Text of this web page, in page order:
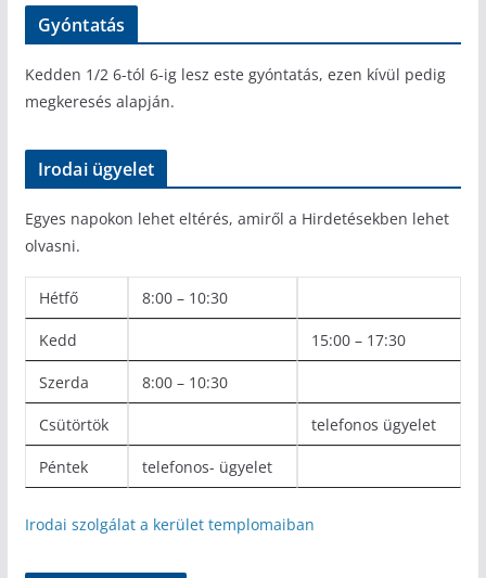
Gyóntatás
Kedden 1/2 6-tól 6-ig lesz este gyóntatás, ezen kívül pedig
megkeresés alapján.
Irodai ügyelet
Egyes napokon lehet eltérés, amiről a Hirdetésekben lehet
olvasni.
Hétfő 8:00 – 10:30
Kedd 15:00 – 17:30
Szerda 8:00 – 10:30
Csütörtök telefonos ügyelet
Péntek telefonos- ügyelet
Irodai szolgálat a kerület templomaiban